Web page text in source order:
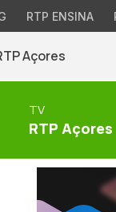
RTP ENSINA
Açores
TV
RTP Açores